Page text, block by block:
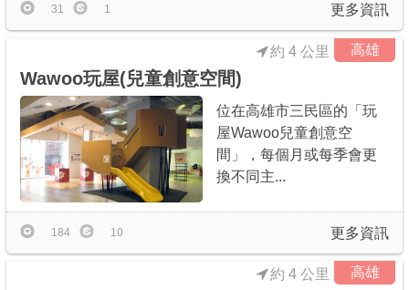
更多資訊
31 1
高雄
Wawoo玩屋(兒童創意空間)
約 4 公里
位在高雄市三民區的「玩
屋Wawoo兒童創意空
間」，每個月或每季會更
換不同主...
更多資訊
184 10
高雄
約 4 公里